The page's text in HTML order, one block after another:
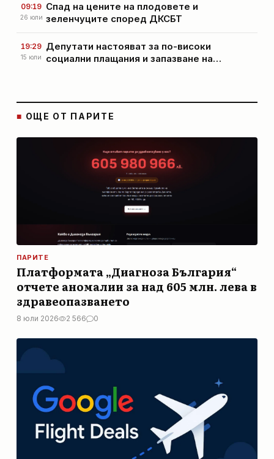
09:19
26 юли
Спад на цените на плодовете и
зеленчуците според ДКСБТ
19:29
15 юли
Депутати настояват за по-високи
социални плащания и запазване на
■ ОЩЕ ОТ ПАРИТЕ
ПАРИТЕ
Платформата „Диагноза България“
отчете аномалии за над 605 млн. лева в
здравеопазването
8 юли 2026 2 566 0